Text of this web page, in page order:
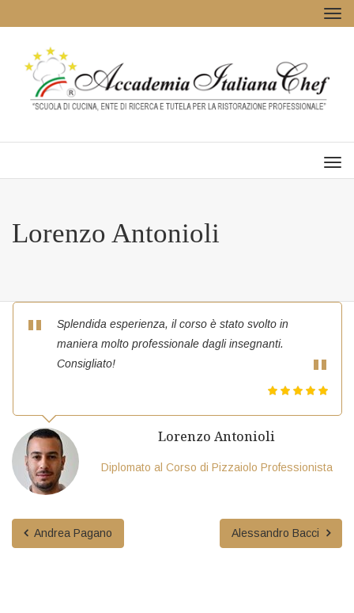
Lorenzo Antonioli
Splendida esperienza, il corso è stato svolto in
maniera molto professionale dagli insegnanti.
Consigliato!
Lorenzo Antonioli
Diplomato al Corso di Pizzaiolo Professionista
Andrea Pagano Alessandro Bacci